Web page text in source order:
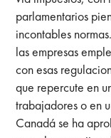
parlamentarios
incontables
las empresas
con esas
que repercute en
trabajadores o en
Canadá se ha